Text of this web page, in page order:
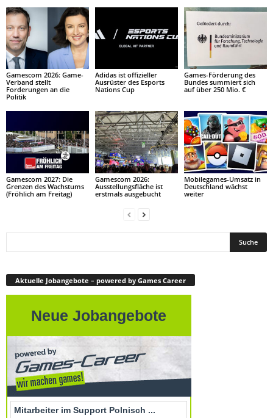
Gamescom 2026: Game-
Verband stellt
Forderungen an die
Politik
Adidas ist offizieller
Ausrüster des Esports
Nations Cup
Games-Förderung des
Bundes summiert sich
auf über 250 Mio. €
Gamescom 2027: Die
Grenzen des Wachstums
(Fröhlich am Freitag)
Gamescom 2026:
Ausstellungsfläche ist
erstmals ausgebucht
Mobilegames-Umsatz in
Deutschland wächst
weiter
Aktuelle Jobangebote – powered by Games Career